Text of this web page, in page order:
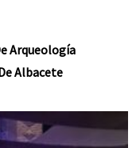
Arqueología
Albacete